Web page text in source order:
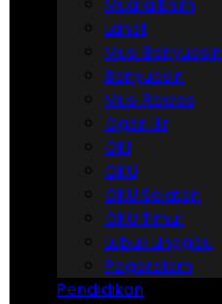
Lahat
Musi Banyuasin
Banyuasin
Musi Rawas
Ogan Ilir
OKI
OKU
OKU Selatan
OKU Timur
Lubuk Linggau
Pagaralam
Pendidikan